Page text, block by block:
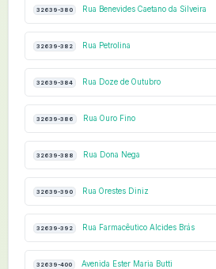
32639-380 Rua Benevides Caetano da Silveira
32639-382 Rua Petrolina
32639-384 Rua Doze de Outubro
32639-386 Rua Ouro Fino
32639-388 Rua Dona Nega
32639-390 Rua Orestes Diniz
32639-392 Rua Farmacêutico Alcides Brás
32639-400 Avenida Ester Maria Butti